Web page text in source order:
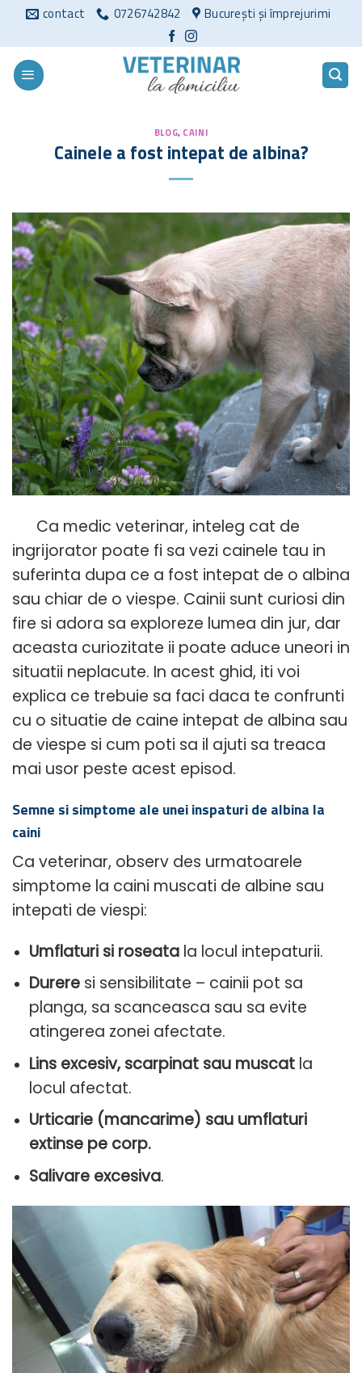
conținut
contact 0726742842 București și împrejurimi
BLOG, CAINI
Cainele a fost intepat de albina?
Ca medic veterinar, inteleg cat de
ingrijorator poate fi sa vezi cainele tau in
suferinta dupa ce a fost intepat de o albina
sau chiar de o viespe. Cainii sunt curiosi din
fire si adora sa exploreze lumea din jur, dar
aceasta curiozitate ii poate aduce uneori in
situatii neplacute. In acest ghid, iti voi
explica ce trebuie sa faci daca te confrunti
cu o situatie de caine intepat de albina sau
de viespe si cum poti sa il ajuti sa treaca
mai usor peste acest episod.
Semne si simptome ale unei inspaturi de albina la
caini
Ca veterinar, observ des urmatoarele
simptome la caini muscati de albine sau
intepati de viespi:
Umflaturi si roseatala locul intepaturii.
Dureresi sensibilitate – cainii pot sa
planga, sa scanceasca sau sa evite
atingerea zonei afectate.
Lins excesiv, scarpinat sau muscatla
locul afectat.
Urticarie (mancarime) sau umflaturi
extinse pe corp.
Salivare excesiva.